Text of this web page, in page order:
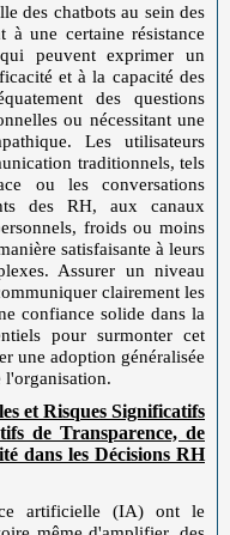
des chatbots au sein des
à une certaine résistance
peuvent exprimer un
et à la capacité des
des questions
ou nécessitant une
Les utilisateurs
traditionnels, tels
ou les conversations
des RH, aux canaux
froids ou moins
satisfaisante à leurs
Assurer un niveau
clairement les
confiance solide dans la
pour surmonter cet
une adoption généralisée
l'organisation.
et Risques Significatifs
de Transparence, de
dans les Décisions RH
artificielle (IA) ont le